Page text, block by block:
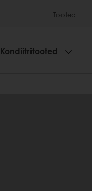
Tooted
Kondiitritooted